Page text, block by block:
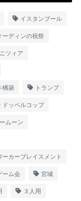
イスタンブール
ーディンの祝祭
ツィア
構築 トランプ
ドッペルコップ
ムーン
ーカープレイスメント
ーム会 宮城
３人用